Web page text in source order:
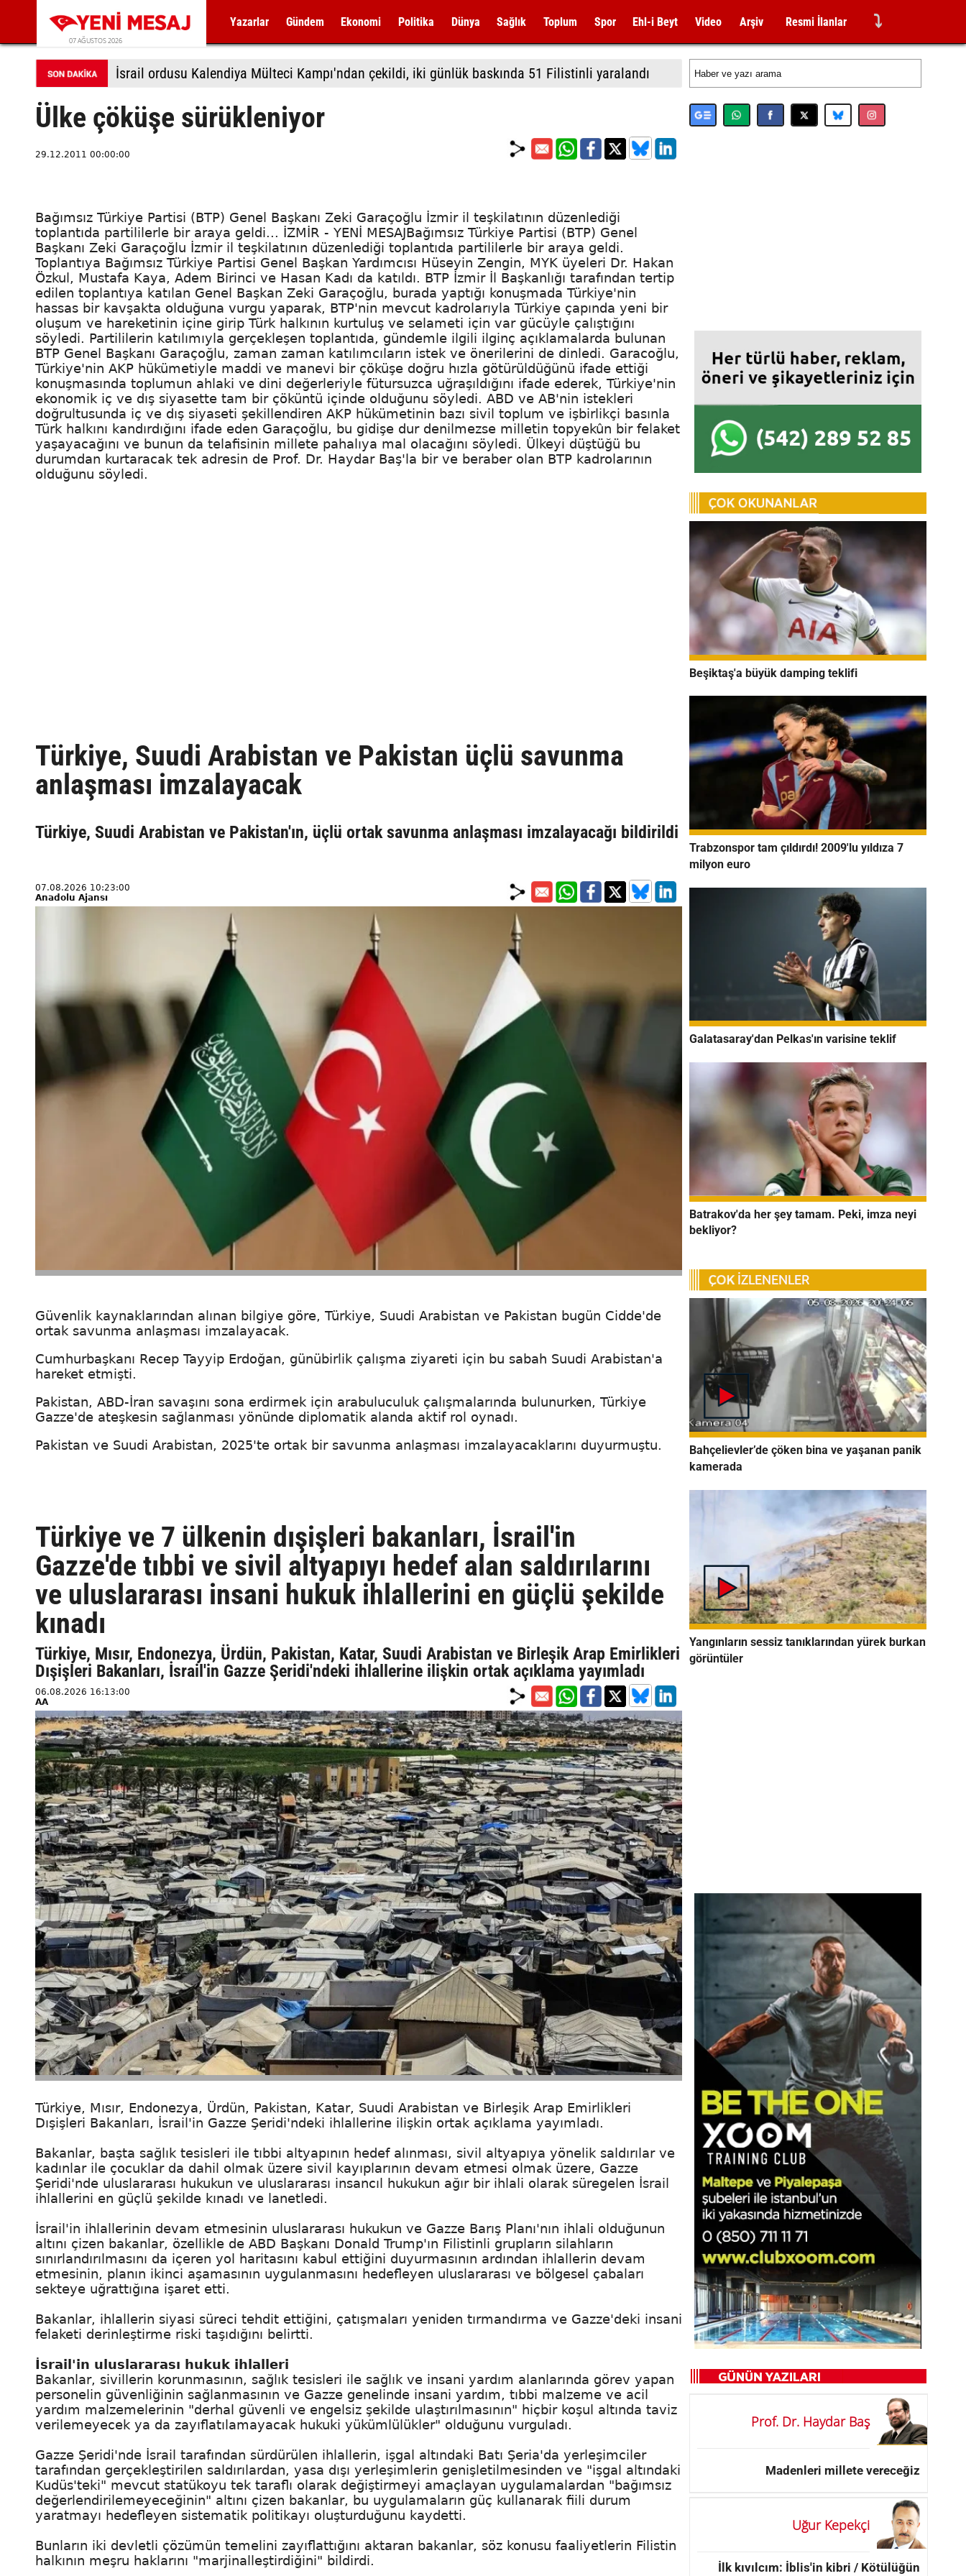
07 AĞUSTOS 2026
Yazarlar Gündem Ekonomi Politika Dünya Sağlık Toplum Spor Ehl-i Beyt Video Arşiv Resmi İlanlar ⤵
İsrail ordusu Kalendiya Mülteci Kampı'ndan çekildi, iki günlük baskında 51 Filistinli yaralandı
Ülke çöküşe sürükleniyor
29.12.2011 00:00:00
Bağımsız Türkiye Partisi (BTP) Genel Başkanı Zeki Garaçoğlu İzmir il teşkilatının düzenlediği
toplantıda partililerle bir araya geldi... İZMİR - YENİ MESAJBağımsız Türkiye Partisi (BTP) Genel
Başkanı Zeki Garaçoğlu İzmir il teşkilatının düzenlediği toplantıda partililerle bir araya geldi.
Toplantıya Bağımsız Türkiye Partisi Genel Başkan Yardımcısı Hüseyin Zengin, MYK üyeleri Dr. Hakan
Özkul, Mustafa Kaya, Adem Birinci ve Hasan Kadı da katıldı. BTP İzmir İl Başkanlığı tarafından tertip
edilen toplantıya katılan Genel Başkan Zeki Garaçoğlu, burada yaptığı konuşmada Türkiye'nin
hassas bir kavşakta olduğuna vurgu yaparak, BTP'nin mevcut kadrolarıyla Türkiye çapında yeni bir
oluşum ve hareketinin içine girip Türk halkının kurtuluş ve selameti için var gücüyle çalıştığını
söyledi. Partililerin katılımıyla gerçekleşen toplantıda, gündemle ilgili ilginç açıklamalarda bulunan
BTP Genel Başkanı Garaçoğlu, zaman zaman katılımcıların istek ve önerilerini de dinledi. Garacoğlu,
Türkiye'nin AKP hükümetiyle maddi ve manevi bir çöküşe doğru hızla götürüldüğünü ifade ettiği
konuşmasında toplumun ahlaki ve dini değerleriyle fütursuzca uğraşıldığını ifade ederek, Türkiye'nin
ekonomik iç ve dış siyasette tam bir çöküntü içinde olduğunu söyledi. ABD ve AB'nin istekleri
doğrultusunda iç ve dış siyaseti şekillendiren AKP hükümetinin bazı sivil toplum ve işbirlikçi basınla
Türk halkını kandırdığını ifade eden Garaçoğlu, bu gidişe dur denilmezse milletin topyekûn bir felaket
yaşayacağını ve bunun da telafisinin millete pahalıya mal olacağını söyledi. Ülkeyi düştüğü bu
durumdan kurtaracak tek adresin de Prof. Dr. Haydar Baş'la bir ve beraber olan BTP kadrolarının
olduğunu söyledi.
Türkiye, Suudi Arabistan ve Pakistan üçlü savunma
anlaşması imzalayacak
Türkiye, Suudi Arabistan ve Pakistan'ın, üçlü ortak savunma anlaşması imzalayacağı bildirildi
07.08.2026 10:23:00
Anadolu Ajansı
Güvenlik kaynaklarından alınan bilgiye göre, Türkiye, Suudi Arabistan ve Pakistan bugün Cidde'de
ortak savunma anlaşması imzalayacak.
Cumhurbaşkanı Recep Tayyip Erdoğan, günübirlik çalışma ziyareti için bu sabah Suudi Arabistan'a
hareket etmişti.
Pakistan, ABD-İran savaşını sona erdirmek için arabuluculuk çalışmalarında bulunurken, Türkiye
Gazze'de ateşkesin sağlanması yönünde diplomatik alanda aktif rol oynadı.
Pakistan ve Suudi Arabistan, 2025'te ortak bir savunma anlaşması imzalayacaklarını duyurmuştu.
Türkiye ve 7 ülkenin dışişleri bakanları, İsrail'in
Gazze'de tıbbi ve sivil altyapıyı hedef alan saldırılarını
ve uluslararası insani hukuk ihlallerini en güçlü şekilde
kınadı
Türkiye, Mısır, Endonezya, Ürdün, Pakistan, Katar, Suudi Arabistan ve Birleşik Arap Emirlikleri
Dışişleri Bakanları, İsrail'in Gazze Şeridi'ndeki ihlallerine ilişkin ortak açıklama yayımladı
06.08.2026 16:13:00
AA
Türkiye, Mısır, Endonezya, Ürdün, Pakistan, Katar, Suudi Arabistan ve Birleşik Arap Emirlikleri
Dışişleri Bakanları, İsrail'in Gazze Şeridi'ndeki ihlallerine ilişkin ortak açıklama yayımladı.
Bakanlar, başta sağlık tesisleri ile tıbbi altyapının hedef alınması, sivil altyapıya yönelik saldırılar ve
kadınlar ile çocuklar da dahil olmak üzere sivil kayıplarının devam etmesi olmak üzere, Gazze
Şeridi'nde uluslararası hukukun ve uluslararası insancıl hukukun ağır bir ihlali olarak süregelen İsrail
ihlallerini en güçlü şekilde kınadı ve lanetledi.
İsrail'in ihlallerinin devam etmesinin uluslararası hukukun ve Gazze Barış Planı'nın ihlali olduğunun
altını çizen bakanlar, özellikle de ABD Başkanı Donald Trump'ın Filistinli grupların silahların
sınırlandırılmasını da içeren yol haritasını kabul ettiğini duyurmasının ardından ihlallerin devam
etmesinin, planın ikinci aşamasının uygulanmasını hedefleyen uluslararası ve bölgesel çabaları
sekteye uğrattığına işaret etti.
Bakanlar, ihlallerin siyasi süreci tehdit ettiğini, çatışmaları yeniden tırmandırma ve Gazze'deki insani
felaketi derinleştirme riski taşıdığını belirtti.
İsrail'in uluslararası hukuk ihlalleri
Bakanlar, sivillerin korunmasının, sağlık tesisleri ile sağlık ve insani yardım alanlarında görev yapan
personelin güvenliğinin sağlanmasının ve Gazze genelinde insani yardım, tıbbi malzeme ve acil
yardım malzemelerinin "derhal güvenli ve engelsiz şekilde ulaştırılmasının" hiçbir koşul altında taviz
verilemeyecek ya da zayıflatılamayacak hukuki yükümlülükler" olduğunu vurguladı.
Gazze Şeridi'nde İsrail tarafından sürdürülen ihlallerin, işgal altındaki Batı Şeria'da yerleşimciler
tarafından gerçekleştirilen saldırılardan, yasa dışı yerleşimlerin genişletilmesinden ve "işgal altındaki
Kudüs'teki" mevcut statükoyu tek taraflı olarak değiştirmeyi amaçlayan uygulamalardan "bağımsız
değerlendirilemeyeceğinin" altını çizen bakanlar, bu uygulamaların güç kullanarak fiili durum
yaratmayı hedefleyen sistematik politikayı oluşturduğunu kaydetti.
Bunların iki devletli çözümün temelini zayıflattığını aktaran bakanlar, söz konusu faaliyetlerin Filistin
halkının meşru haklarını "marjinalleştirdiğini" bildirdi.
Beşiktaş'a büyük damping teklifi
Trabzonspor tam çıldırdı! 2009'lu yıldıza 7
milyon euro
Galatasaray'dan Pelkas'ın varisine teklif
Batrakov'da her şey tamam. Peki, imza neyi
bekliyor?
Bahçelievler’de çöken bina ve yaşanan panik
kamerada
Yangınların sessiz tanıklarından yürek burkan
görüntüler
Prof. Dr. Haydar Baş
Madenleri millete vereceğiz
Uğur Kepekçi
İlk kıvılcım: İblis'in kibri / Kötülüğün